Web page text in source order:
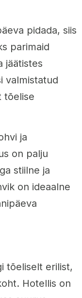
pidada, siis
parimaid
jäätistes
valmistatud
tõelise
ja
on palju
stiilne ja
on ideaalne
tõeliselt erilist,
Hotellis on